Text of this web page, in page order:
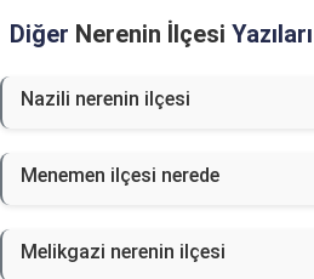
Diğer Nerenin İlçesi Yazıları
Nazili nerenin ilçesi
Menemen ilçesi nerede
Melikgazi nerenin ilçesi